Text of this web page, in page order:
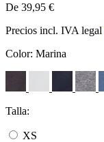
De 39,95 €
Precios incl. IVA legal
Color: Marina
Talla:
XS